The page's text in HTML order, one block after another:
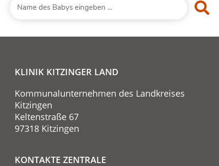
KLINIK KITZINGER LAND
Kommunalunternehmen des Landkreises
Kitzingen
Keltenstraße 67
97318 Kitzingen
KONTAKTE ZENTRALE